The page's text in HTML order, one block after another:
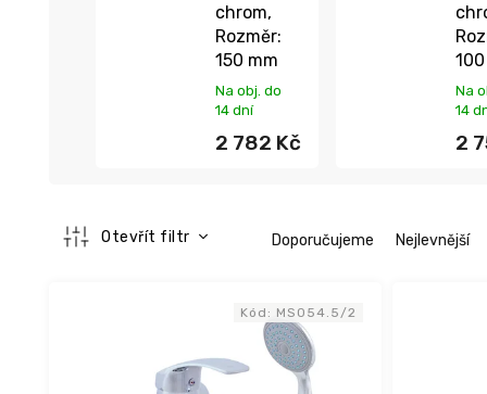
chrom,
Rozměr:
150 mm
Na obj. do
14 dní
2 782 Kč
Na
14
2
Ř
n
Doporučujeme Nejlevnější
Otevřít filtr
Kód: MS054.5/2